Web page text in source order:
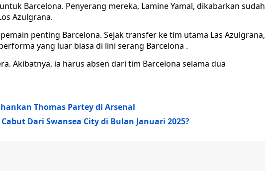
Barcelona. Penyerang mereka, Lamine Yamal, dikabarkan sudah
Azulgrana.
penting Barcelona. Sejak transfer ke tim utama Las Azulgrana,
yang luar biasa di lini serang Barcelona .
Akibatnya, ia harus absen dari tim Barcelona selama dua
Thomas Partey di Arsenal
Dari Swansea City di Bulan Januari 2025?